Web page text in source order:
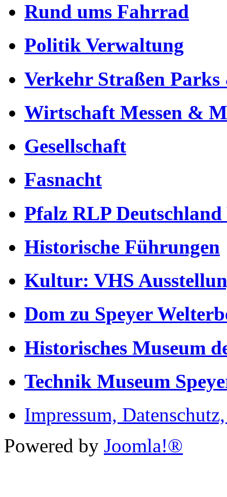
Rund ums Fahrrad
Politik Verwaltung
Verkehr Straßen Parks
Wirtschaft Messen &
Gesellschaft
Fasnacht
Pfalz RLP
Historische Führungen
Kultur: VHS
Dom zu Speyer
Historisches Museum
Technik Museum
Impressum,
Powered by Joomla!®